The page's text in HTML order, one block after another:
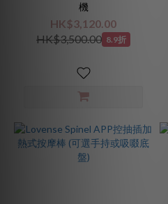
機
HK$3,120.00
HK$3,500.00 8.9折